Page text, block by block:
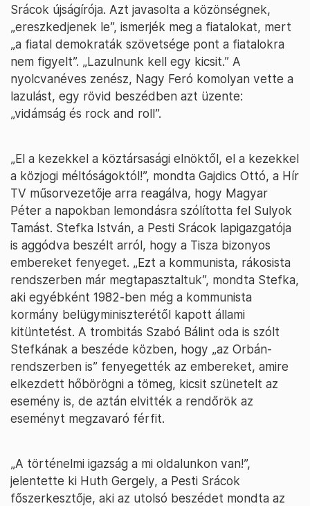
Srácok újságírója. Azt javasolta a közönségnek,
„ereszkedjenek le”, ismerjék meg a fiatalokat, mert
„a fiatal demokraták szövetsége pont a fiatalokra
nem figyelt”. „Lazulnunk kell egy kicsit.” A
nyolcvanéves zenész, Nagy Feró komolyan vette a
lazulást, egy rövid beszédben azt üzente:
„vidámság és rock and roll”.
„El a kezekkel a köztársasági elnöktől, el a kezekkel
a közjogi méltóságoktól!”, mondta Gajdics Ottó, a Hír
TV műsorvezetője arra reagálva, hogy Magyar
Péter a napokban lemondásra szólította fel Sulyok
Tamást. Stefka István, a Pesti Srácok lapigazgatója
is aggódva beszélt arról, hogy a Tisza bizonyos
embereket fenyeget. „Ezt a kommunista, rákosista
rendszerben már megtapasztaltuk”, mondta Stefka,
aki egyébként 1982-ben még a kommunista
kormány belügyminiszterétől kapott állami
kitüntetést. A trombitás Szabó Bálint oda is szólt
Stefkának a beszéde közben, hogy „az Orbán-
rendszerben is” fenyegették az embereket, amire
elkezdett hőbörögni a tömeg, kicsit szünetelt az
esemény is, de aztán elvitték a rendőrök az
eseményt megzavaró férfit.
„A történelmi igazság a mi oldalunkon van!”,
jelentette ki Huth Gergely, a Pesti Srácok
főszerkesztője, aki az utolsó beszédet mondta az